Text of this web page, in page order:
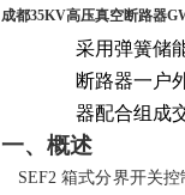
成都35KV高压真空断路器
采用弹簧储
断路器一户
器配合组成
一、概述
SEF2箱式分界开关控